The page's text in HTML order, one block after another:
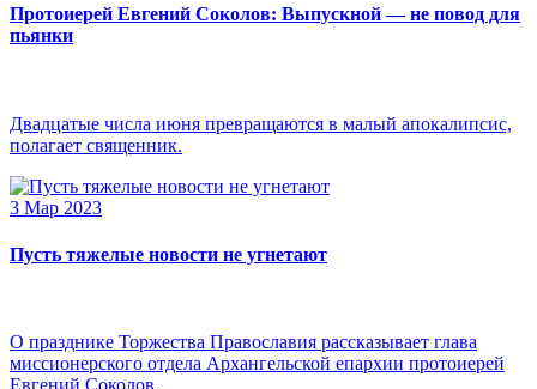
Протоиерей Евгений Соколов: Выпускной — не повод для
пьянки
Двадцатые числа июня превращаются в малый апокалипсис,
полагает священник.
3 Мар 2023
Пусть тяжелые новости не угнетают
О празднике Торжества Православия рассказывает глава
миссионерского отдела Архангельской епархии протоиерей